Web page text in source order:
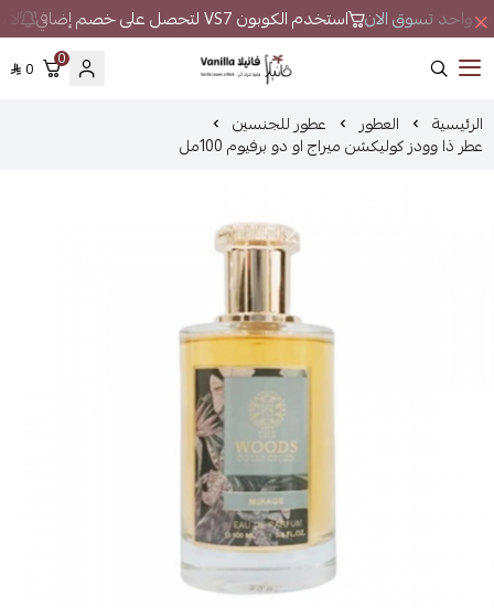
واحد تسوق الان استخدم الكوبون VS7 لتحصل على خصم إضافي لا
فانيلا
0
0
الرئيسية العطور عطور للجنسين
عطر ذا وودز كوليكشن ميراج او دو برفيوم 100مل